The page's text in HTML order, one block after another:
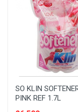
SO KLIN
PINK REF 1.7L